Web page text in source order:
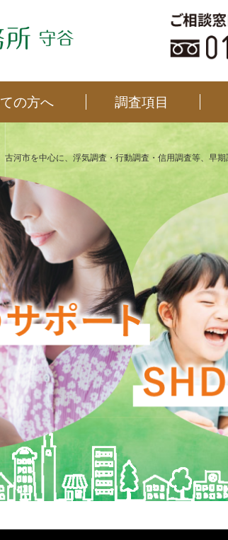
の方へ 調査項目
河市を中心に、浮気調査・行動調査・信用調査等、早